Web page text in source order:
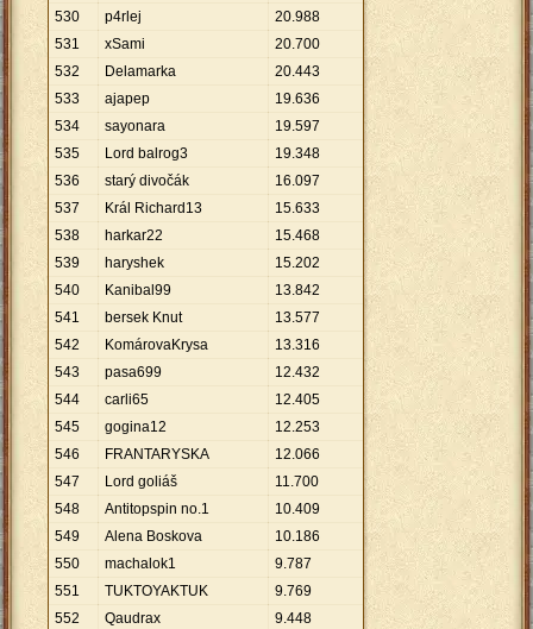
530
p4rlej 20.988
531
xSami 20.700
532
Delamarka 20.443
533
ajapep 19.636
534
sayonara 19.597
535
Lord balrog3 19.348
536
starý divočák 16.097
537
Král Richard13 15.633
538
harkar22 15.468
539
haryshek 15.202
540
Kanibal99 13.842
541
bersek Knut 13.577
542
KomárovaKrysa 13.316
543
pasa699 12.432
544
carli65 12.405
545
gogina12 12.253
546
FRANTARYSKA 12.066
547
Lord goliáš 11.700
548
Antitopspin no.1 10.409
549
Alena Boskova 10.186
550
machalok1 9.787
551
TUKTOYAKTUK 9.769
552
Qaudrax 9.448